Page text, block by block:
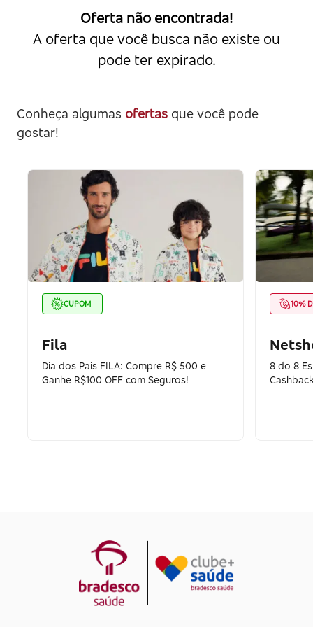
Oferta não encontrada!
A oferta que você busca não existe ou
pode ter expirado.
Conheça algumas ofertas que você pode
gostar!
CUPOM
Fila
Dia dos Pais FILA: Compre R$ 500 e
Ganhe R$100 OFF com Seguros!
10%
8 do 8